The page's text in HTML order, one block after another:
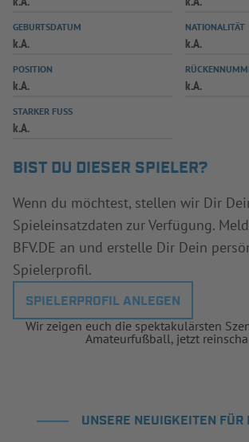
GEBURTSDATUM
k.A.
NATIONALITÄT
k.A.
POSITION
k.A. k.A.
STARKER FUSS
k.A.
BIST DU DIESER SPIELER?
Wenn du möchtest, stellen wir Dir
Spieleinsatzdaten zur Verfügung.
BFV.DE an und erstelle Dir Dein
Spielerprofil.
SPIELERPROFIL ANLEGEN
Wir zeigen euch die spektakulärsten
Amateurfußball, jetzt
UNSERE NEUIGKEITEN FÜR